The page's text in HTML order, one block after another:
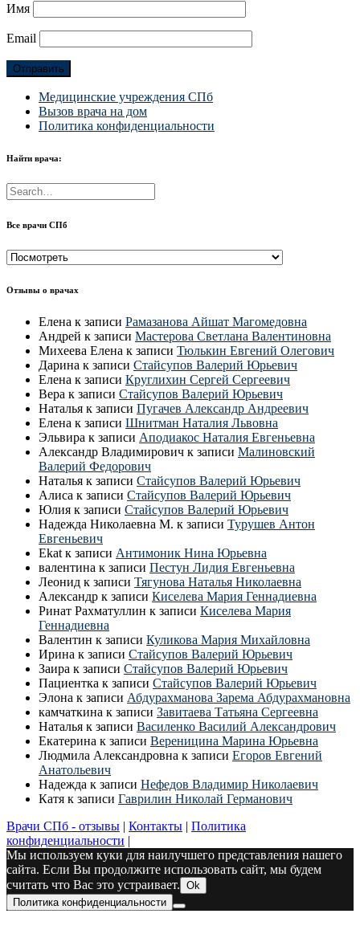
Имя
Email
Медицинские учреждения СПб
Вызов врача на дом
Политика конфиденциальности
Найти врача:
Все врачи СПб
Все
СПб
Отзывы о врачах
Елена к записи Рамазанова Айшат Магомедовна
Андрей к записи Мастерова Светлана Валентиновна
Михеева Елена к записи Тюлькин Евгений Олегович
Дарина к записи Стайсупов Валерий Юрьевич
Елена к записи Круглихин Сергей Сергеевич
Вера к записи Стайсупов Валерий Юрьевич
Наталья к записи Пугачев Александр Андреевич
Елена к записи Шнитман Наталия Львовна
Эльвира к записи Аподиакос Наталия Евгеньевна
Александр Владимирович к записи Малиновский
Валерий Федорович
Наталья к записи Стайсупов Валерий Юрьевич
Алиса к записи Стайсупов Валерий Юрьевич
Юлия к записи Стайсупов Валерий Юрьевич
Надежда Николаевна М. к записи Турушев Антон
Евгеньевич
Ekat к записи Антимоник Нина Юрьевна
валентина к записи Пестун Лидия Евгеньевна
Леонид к записи Тягунова Наталья Николаевна
Александр к записи Киселева Мария Геннадиевна
Ринат Рахматуллин к записи Киселева Мария
Геннадиевна
Валентин к записи Куликова Мария Михайловна
Ирина к записи Стайсупов Валерий Юрьевич
Заира к записи Стайсупов Валерий Юрьевич
Пациентка к записи Стайсупов Валерий Юрьевич
Элона к записи Абдурахманова Зарема Абдурахмановна
камчаткина к записи Завитаева Татьяна Сергеевна
Наталья к записи Василенко Василий Александрович
Екатерина к записи Вереницина Марина Юрьевна
Людмила Александровна к записи Егоров Евгений
Анатольевич
Надежда к записи Нефедов Владимир Николаевич
Катя к записи Гаврилин Николай Германович
Врачи СПб - отзывы | Контакты | Политика
конфиденциальности |
Мы используем куки для наилучшего представления нашего
сайта. Если Вы продолжите использовать сайт, мы будем
считать что Вас это устраивает. Ok
Политика конфиденциальности